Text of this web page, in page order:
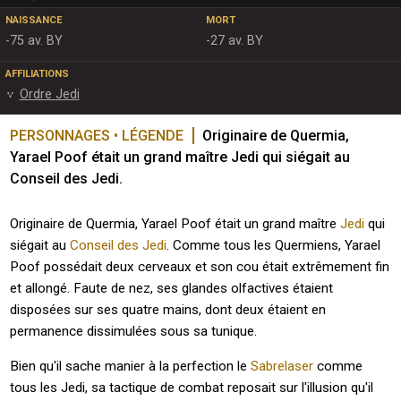
NAISSANCE
-75 av. BY
MORT
-27 av. BY
AFFILIATIONS
Ordre Jedi
PERSONNAGES • LÉGENDE
Originaire de Quermia,
Yarael Poof était un grand maître Jedi qui siégait au
Conseil des Jedi.
Originaire de Quermia, Yarael Poof était un grand maîtreJedi qui
siégait auConseil des Jedi. Comme tous les Quermiens, Yarael
Poof possédait deux cerveaux et son cou était extrêmement fin
et allongé. Faute de nez, ses glandes olfactives étaient
disposées sur ses quatre mains, dont deux étaient en
permanence dissimulées sous sa tunique.
Bien qu'il sache manier à la perfection leSabrelaser comme
tous les Jedi, sa tactique de combat reposait sur l'illusion qu'il